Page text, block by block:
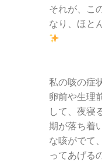
それが、こ
なり、ほと
私の咳の症
卵前や生理
して、夜寝
期が落ち着
な咳がでて
ってあげる